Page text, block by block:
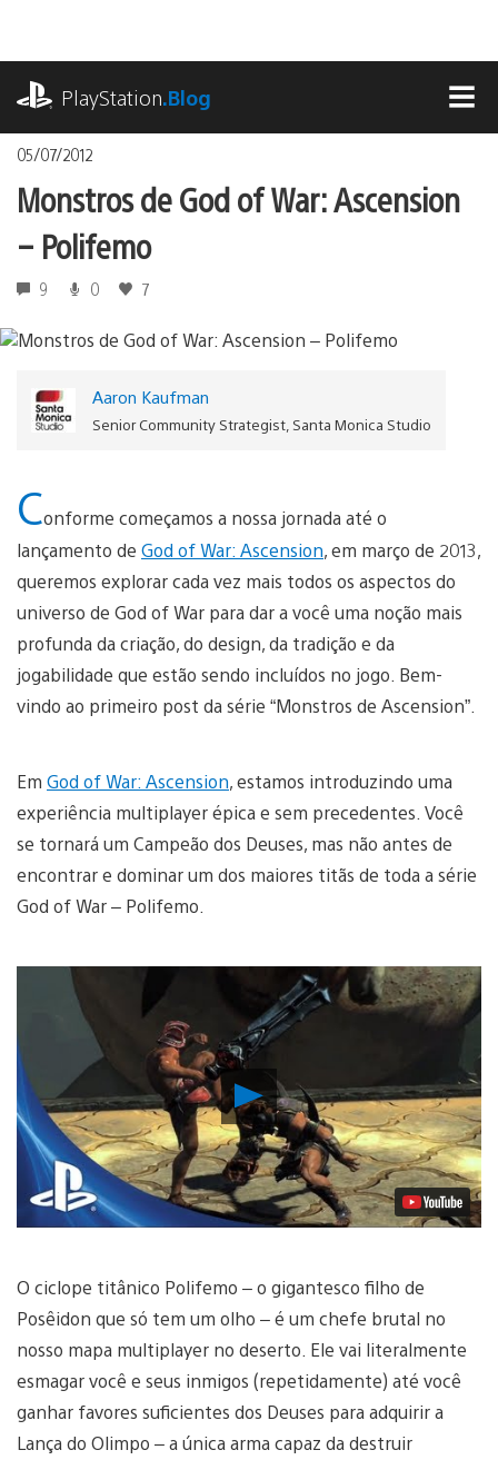
o
conteúdoPlayStation.Blog
05/07/2012
Monstros de God of War: Ascension
– Polifemo
9 0 7
Aaron Kaufman
Senior Community Strategist, Santa Monica Studio
Conforme começamos a nossa jornada até o
lançamento de God of War: Ascension, em março de 2013,
queremos explorar cada vez mais todos os aspectos do
universo de God of War para dar a você uma noção mais
profunda da criação, do design, da tradição e da
jogabilidade que estão sendo incluídos no jogo. Bem-
vindo ao primeiro post da série “Monstros de Ascension”.
Em God of War: Ascension, estamos introduzindo uma
experiência multiplayer épica e sem precedentes. Você
se tornará um Campeão dos Deuses, mas não antes de
encontrar e dominar um dos maiores titãs de toda a série
God of War – Polifemo.
Reproduzir
Vídeo
O ciclope titânico Polifemo – o gigantesco filho de
Posêidon que só tem um olho – é um chefe brutal no
nosso mapa multiplayer no deserto. Ele vai literalmente
esmagar você e seus inmigos (repetidamente) até você
ganhar favores suficientes dos Deuses para adquirir a
Lança do Olimpo – a única arma capaz da destruir